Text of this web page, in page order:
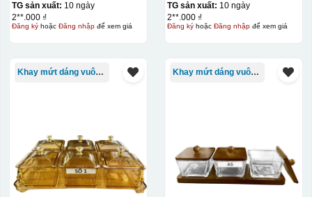
Hộp xi lót lụa
Hộp xi ấm chén
TG sản xuất: 10 ngày
2**.000 ₫
Đăng kýhoặc Đăng nhậpđể xem giá
TG sản xuất: 10 ngày
2**.000 ₫
Đăng kýhoặc Đăng nhậpđể xem giá
Khay mứt dáng vuông/chữ nhật Khay mứt dáng vuông/chữ nhật